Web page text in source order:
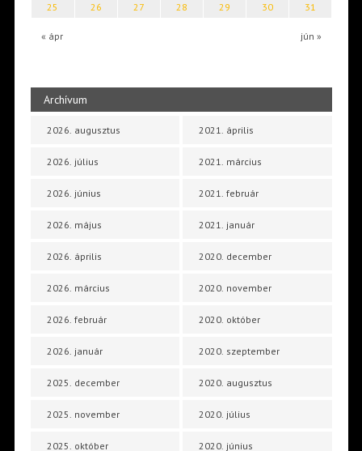
« ápr jún »
25
26 27 28 29 30 31
Archívum
2026. augusztus
2026. július
2026. június
2026. május
2026. április
2026. március
2026. február
2026. január
2025. december
2025. november
2025. október
2021. április
2021. március
2021. február
2021. január
2020. december
2020. november
2020. október
2020. szeptember
2020. augusztus
2020. július
2020. június